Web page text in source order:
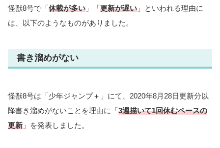
怪獣8号で「休載が多い 」「更新が遅い 」といわれる理由に
は、以下のようなものがありました。
書き溜めがない
怪獣8号は「少年ジャンプ＋」にて、2020年8月28日更新分以
降書き溜めがないことを理由に「3週描いて1回休むペースの
更新 」を発表しました。